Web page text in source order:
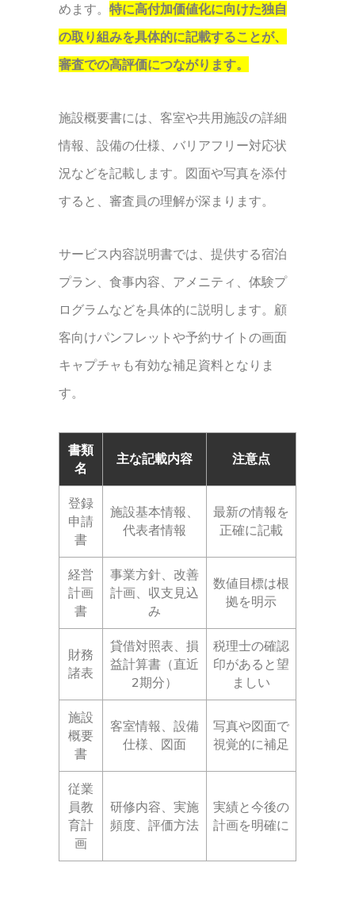
めます。 特に高付加価値化に向けた独自
の取り組みを具体的に記載することが、
審査での高評価につながります。
施設概要書には、客室や共用施設の詳細
情報、設備の仕様、バリアフリー対応状
況などを記載します。図面や写真を添付
すると、審査員の理解が深まります。
サービス内容説明書では、提供する宿泊
プラン、食事内容、アメニティ、体験プ
ログラムなどを具体的に説明します。顧
客向けパンフレットや予約サイトの画面
キャプチャも有効な補足資料となりま
す。
書類
名
主な記載内容 注意点
登録
申請
書
施設基本情報、
代表者情報
最新の情報を
正確に記載
経営
計画
書
事業方針、改善
計画、収支見込
み
数値目標は根
拠を明示
財務
諸表
貸借対照表、損
益計算書（直近
2期分）
税理士の確認
印があると望
ましい
施設
概要
書
客室情報、設備
仕様、図面
写真や図面で
視覚的に補足
従業
員教
育計
画
研修内容、実施
頻度、評価方法
実績と今後の
計画を明確に